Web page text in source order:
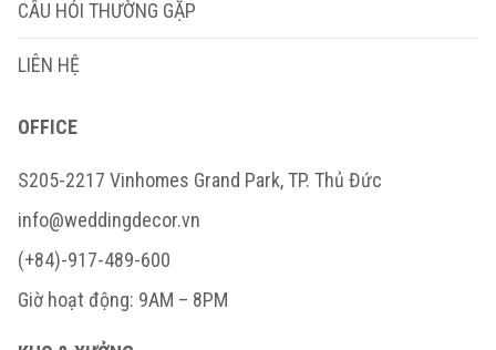
CÂU HỎI THƯỜNG GẶP
LIÊN HỆ
OFFICE
S205-2217 Vinhomes Grand Park, TP. Thủ Đức
info@weddingdecor.vn
(+84)-917-489-600
Giờ hoạt động: 9AM – 8PM